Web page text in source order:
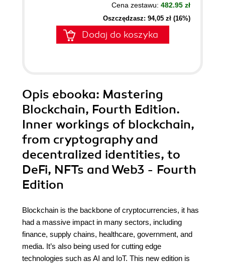
Cena zestawu: 482.95 zł
Oszczędzasz: 94,05 zł (16%)
Dodaj do koszyka
Opis ebooka: Mastering
Blockchain, Fourth Edition.
Inner workings of blockchain,
from cryptography and
decentralized identities, to
DeFi, NFTs and Web3 - Fourth
Edition
Blockchain is the backbone of cryptocurrencies, it has
had a massive impact in many sectors, including
finance, supply chains, healthcare, government, and
media. It’s also being used for cutting edge
technologies such as AI and IoT. This new edition is